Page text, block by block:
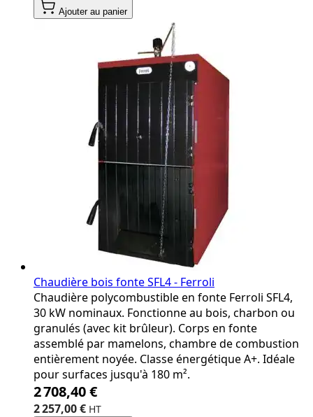
Ajouter au panier
Chaudière bois fonte SFL4 - Ferroli
Chaudière polycombustible en fonte Ferroli SFL4,
30 kW nominaux. Fonctionne au bois, charbon ou
granulés (avec kit brûleur). Corps en fonte
assemblé par mamelons, chambre de combustion
entièrement noyée. Classe énergétique A+. Idéale
pour surfaces jusqu'à 180 m².
2 708,40 €
2 257,00 €